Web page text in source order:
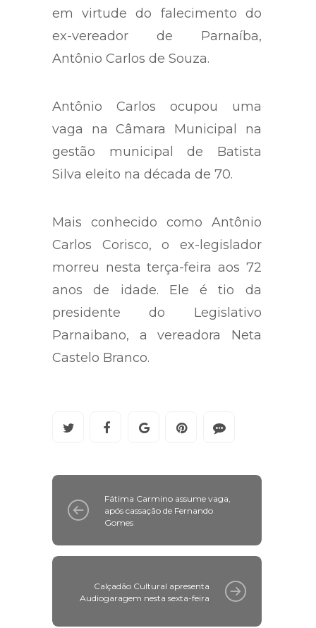
em virtude do falecimento do
ex-vereador de Parnaíba,
Antônio Carlos de Souza.
Antônio Carlos ocupou uma
vaga na Câmara Municipal na
gestão municipal de Batista
Silva eleito na década de 70.
Mais conhecido como Antônio
Carlos Corisco, o ex-legislador
morreu nesta terça-feira aos 72
anos de idade. Ele é tio da
presidente do Legislativo
Parnaibano, a vereadora Neta
Castelo Branco.
Fátima Carmino assume vaga,
após cassação de Fernando
Gomes
Calçadão Cultural apresenta
Audiogaragem nesta sexta-feira